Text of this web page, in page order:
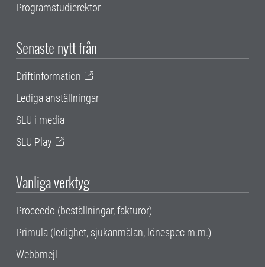
Programstudierektor
Senaste nytt från
Driftinformation
Lediga anställningar
SLU i media
SLU Play
Vanliga verktyg
Proceedo (beställningar, fakturor)
Primula (ledighet, sjukanmälan, lönespec m.m.)
Webbmejl